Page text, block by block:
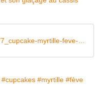
#cupcakes #myrtille #fève